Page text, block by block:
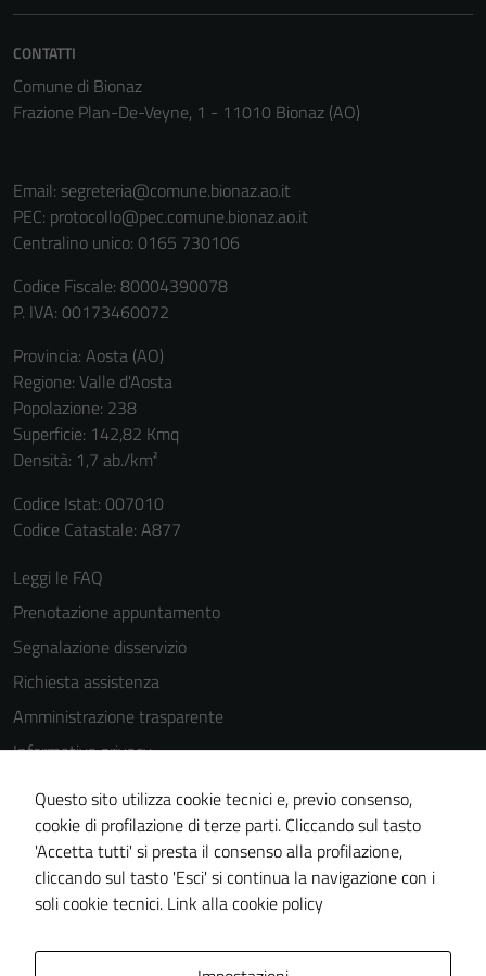
CONTATTI
Comune di Bionaz
Frazione Plan-De-Veyne, 1 - 11010 Bionaz (AO)
Email: segreteria@comune.bionaz.ao.it
PEC: protocollo@pec.comune.bionaz.ao.it
Centralino unico: 0165 730106
Codice Fiscale: 80004390078
P. IVA: 00173460072
Provincia: Aosta (AO)
Regione: Valle d'Aosta
Popolazione: 238
Superficie: 142,82 Kmq
Densità: 1,7 ab./km²
Codice Istat: 007010
Codice Catastale: A877
Leggi le FAQ
Prenotazione appuntamento
Segnalazione disservizio
Richiesta assistenza
Amministrazione trasparente
Informativa privacy
Cookie Policy
Note legali
Dichiarazione di accessibilità
Piano di miglioramento del sito
Questo sito utilizza cookie tecnici e, previo consenso,
cookie di profilazione di terze parti. Cliccando sul tasto
'Accetta tutti' si presta il consenso alla profilazione,
cliccando sul tasto 'Esci' si continua la navigazione con i
soli cookie tecnici. Link alla cookie policy